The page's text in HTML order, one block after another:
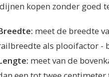
kopen zonder goed
meet de breedte
als plooifactor -
meet van de